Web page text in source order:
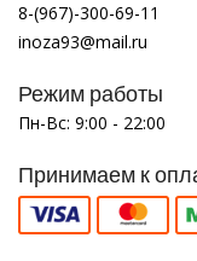
8-(967)-300-69-11
inoza93@mail.ru
Режим работы
Пн-Вс: 9:00 - 22:00
Принимаем к